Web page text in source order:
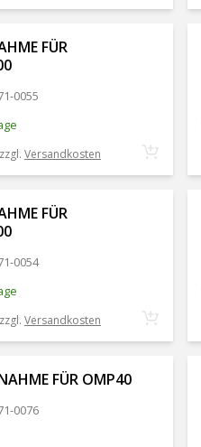
FÜR
0055
Versandkosten
FÜR
0054
Versandkosten
FÜR OMP40
0076